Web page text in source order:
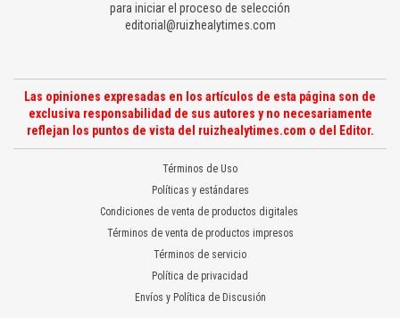
para iniciar el proceso de selección
editorial@ruizhealytimes.com
Las opiniones expresadas en los artículos de esta página son de
exclusiva responsabilidad de sus autores y no necesariamente
reflejan los puntos de vista del ruizhealytimes.com o del Editor.
Términos de Uso
Políticas y estándares
Condiciones de venta de productos digitales
Términos de venta de productos impresos
Términos de servicio
Política de privacidad
Envíos y Política de Discusión